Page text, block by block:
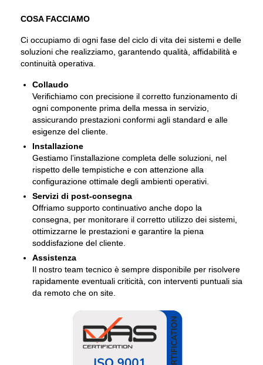
COSA FACCIAMO
Ci occupiamo di ogni fase del ciclo di vita dei sistemi e delle
soluzioni che realizziamo, garantendo qualità, affidabilità e
continuità operativa.
Collaudo
Verifichiamo con precisione il corretto funzionamento di
ogni componente prima della messa in servizio,
assicurando prestazioni conformi agli standard e alle
esigenze del cliente.
Installazione
Gestiamo l’installazione completa delle soluzioni, nel
rispetto delle tempistiche e con attenzione alla
configurazione ottimale degli ambienti operativi.
Servizi di post-consegna
Offriamo supporto continuativo anche dopo la
consegna, per monitorare il corretto utilizzo dei sistemi,
ottimizzarne le prestazioni e garantire la piena
soddisfazione del cliente.
Assistenza
Il nostro team tecnico è sempre disponibile per risolvere
rapidamente eventuali criticità, con interventi puntuali sia
da remoto che on site.